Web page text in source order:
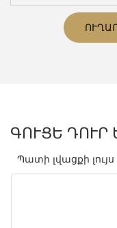
ԳՈՒՑԵ ԴՈՒՐ
Պատի լվացքի լույս